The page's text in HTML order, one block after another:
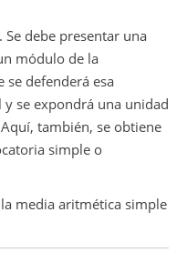
. Se debe presentar una
módulo de la
se defenderá esa
se expondrá una unidad
también, se obtiene
simple o
media aritmética simple